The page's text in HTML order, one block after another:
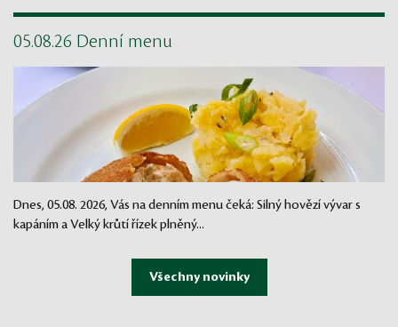
05.08.26 Denní menu
Dnes, 05.08. 2026, Vás na denním menu čeká: Silný hovězí vývar s
kapáním a Velký krůtí řízek plněný...